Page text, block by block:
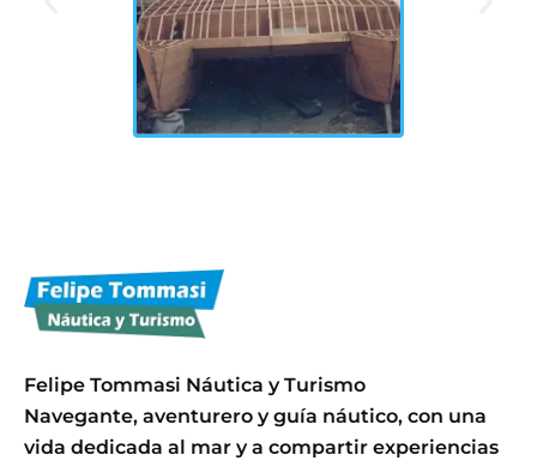
Felipe Tommasi Náutica y Turismo
Navegante, aventurero y guía náutico, con una
vida dedicada al mar y a compartir experiencias